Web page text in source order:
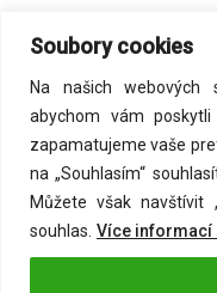
Soubory cookies
Na našich webových
abychom vám
zapamatujeme vaše
na „Souhlasím“
Můžete však navštívit
souhlas. Více informací
© 2026